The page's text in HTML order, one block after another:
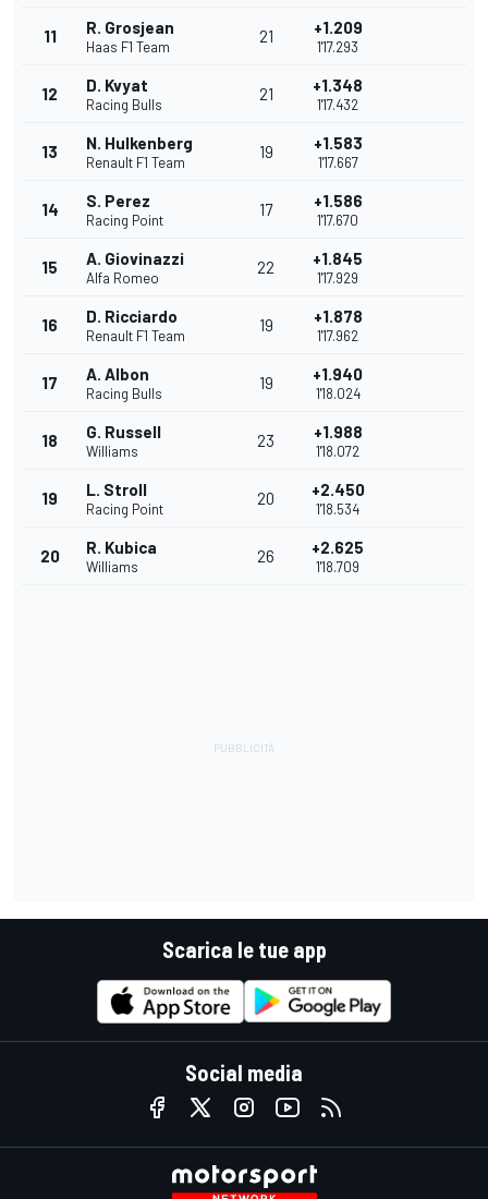
11 R. Grosjean
Haas F1 Team
21 +1.209
1'17.293
12 D. Kvyat
Racing Bulls
21 +1.348
1'17.432
13 N. Hulkenberg
Renault F1 Team
19 +1.583
1'17.667
14 S. Perez
Racing Point
17 +1.586
1'17.670
15 A. Giovinazzi
Alfa Romeo
22 +1.845
1'17.929
16 D. Ricciardo
Renault F1 Team
19 +1.878
1'17.962
17 A. Albon
Racing Bulls
19 +1.940
1'18.024
18 G. Russell
Williams
23 +1.988
1'18.072
19 L. Stroll
Racing Point
20 +2.450
1'18.534
20 R. Kubica
Williams
26 +2.625
1'18.709
Scarica le tue app
Social media